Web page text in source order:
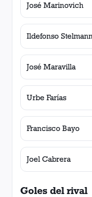
José Marinovich
Ildefonso
José Maravilla
Urbe Farías
Francisco Bayo
Joel Cabrera
Goles del rival